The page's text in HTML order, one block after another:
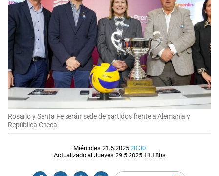
Rosario y Santa Fe serán sede de partidos frente a Alemania y
República Checa.
Miércoles 21.5.2025 20:30
Actualizado al Jueves 29.5.2025 11:18hs